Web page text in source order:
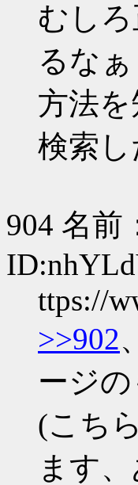
むし
るなぁ
方法
検索し
904 名前
ttps://
>>902
ージ
(こち
ます